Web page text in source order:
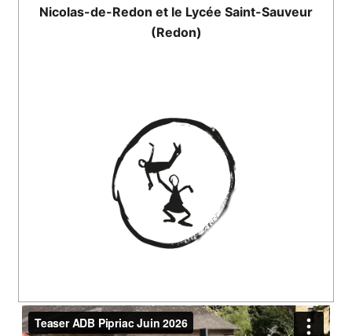
Nicolas-de-Redon et le Lycée Saint-Sauveur
(Redon)